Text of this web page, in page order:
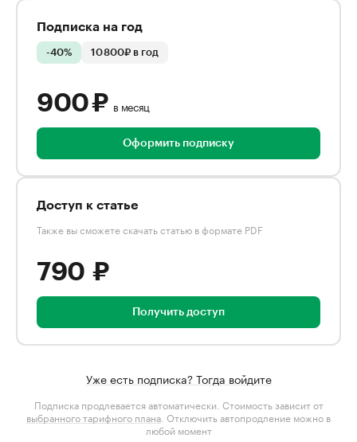
Подписка на год
-40% 10 800₽ в год
900 ₽ в месяц
Оформить подписку
Доступ к статье
Также вы сможете скачать статью в формате PDF
790 ₽
Получить доступ
Уже есть подписка? Тогда войдите
Подписка продлевается автоматически. Стоимость зависит от
выбранного тарифного плана . Отключить автопродление можно в
любой момент